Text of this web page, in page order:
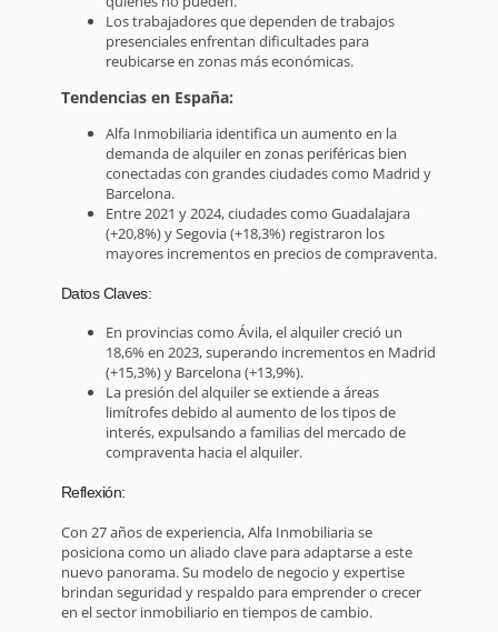
Los trabajadores que dependen de trabajos
presenciales enfrentan dificultades para
reubicarse en zonas más económicas.
Tendencias en España:
Alfa Inmobiliaria identifica un aumento en la
demanda de alquiler en zonas periféricas bien
conectadas con grandes ciudades como Madrid y
Barcelona.
Entre 2021 y 2024, ciudades como Guadalajara
(+20,8%) y Segovia (+18,3%) registraron los
mayores incrementos en precios de compraventa.
Datos Claves:
En provincias como Ávila, el alquiler creció un
18,6% en 2023, superando incrementos en Madrid
(+15,3%) y Barcelona (+13,9%).
La presión del alquiler se extiende a áreas
limítrofes debido al aumento de los tipos de
interés, expulsando a familias del mercado de
compraventa hacia el alquiler.
Reflexión:
Con 27 años de experiencia, Alfa Inmobiliaria se
posiciona como un aliado clave para adaptarse a este
nuevo panorama. Su modelo de negocio y expertise
brindan seguridad y respaldo para emprender o crecer
en el sector inmobiliario en tiempos de cambio.